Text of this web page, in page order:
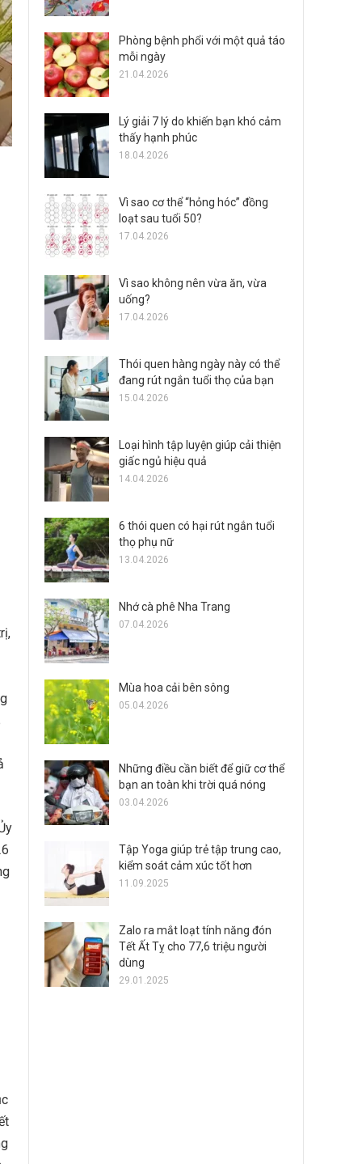
Phòng bệnh phổi với một quả táo
mỗi ngày
21.04.2026
Lý giải 7 lý do khiến bạn khó cảm
thấy hạnh phúc
18.04.2026
Vì sao cơ thể “hỏng hóc” đồng
loạt sau tuổi 50?
17.04.2026
Vì sao không nên vừa ăn, vừa
uống?
17.04.2026
Thói quen hàng ngày này có thể
đang rút ngắn tuổi thọ của bạn
15.04.2026
Loại hình tập luyện giúp cải thiện
giấc ngủ hiệu quả
14.04.2026
6 thói quen có hại rút ngắn tuổi
thọ phụ nữ
13.04.2026
Nhớ cà phê Nha Trang
07.04.2026
Mùa hoa cải bên sông
05.04.2026
Những điều cần biết để giữ cơ thể
bạn an toàn khi trời quá nóng
03.04.2026
Tập Yoga giúp trẻ tập trung cao,
kiểm soát cảm xúc tốt hơn
11.09.2025
Zalo ra mắt loạt tính năng đón
Tết Ất Tỵ cho 77,6 triệu người
dùng
29.01.2025